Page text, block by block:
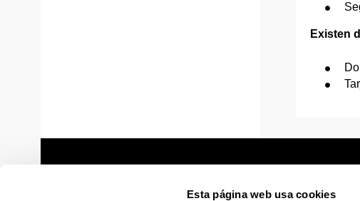
Esta página web usa cookies
Existen